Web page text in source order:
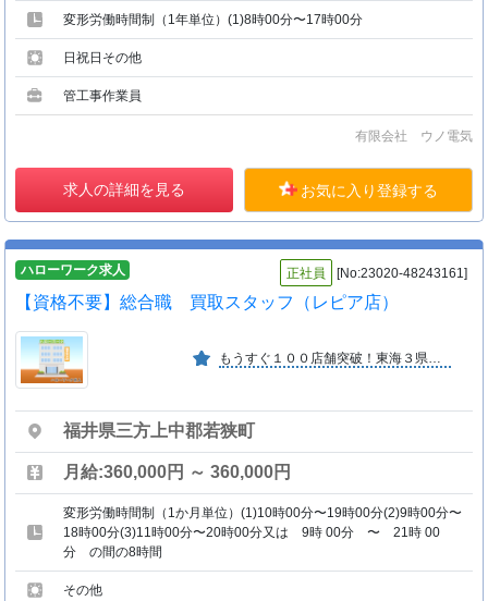
変形労働時間制（1年単位）(1)8時00分〜17時00分
日祝日その他
管工事作業員
有限会社 ウノ電気
求人の詳細を見る お気に入り登録する
ハローワーク求人 正社員 [No:23020-48243161]
【資格不要】総合職 買取スタッフ（レピア店）
福井県三方上中郡若狭町
月給:360,000円 ～ 360,000円
変形労働時間制（1か月単位）(1)10時00分〜19時00分(2)9時00分〜
18時00分(3)11時00分〜20時00分又は 9時 00分 〜 21時 00
分 の間の8時間
その他